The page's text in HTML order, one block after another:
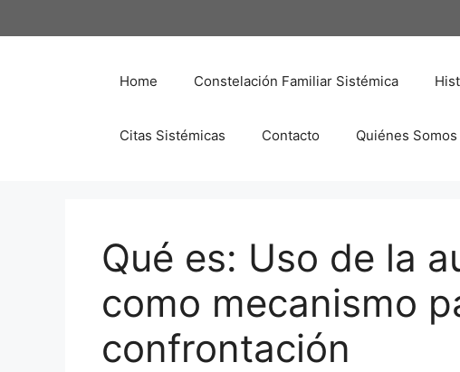
al
Home Constelación Familiar Sistémica
Citas Sistémicas Contacto Quiénes Somos
Qué es: Uso de la
como mecanismo
confrontación